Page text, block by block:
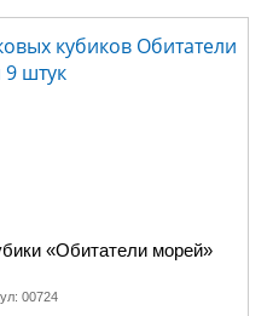
«Обитатели морей»
00724